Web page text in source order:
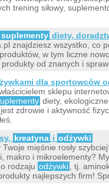
trening siłowy,
suplementy diety,
znajdziesz wszystko, co
w tym liczne
produkty od znanych i
dla sportowców
sklepu
diety,
zdrowie i aktywność
kreatyna i odżywki
Twoje mięśnie rosły
makro i mikroelementy?
rodzaju odżywki
, tj.
najlepszych firm!